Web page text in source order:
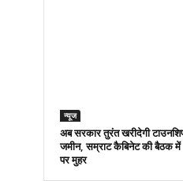
न्यूज
अब सरकार तुरंत खरीदेगी
जमीन, सम्राट कैबिनेट की बैठक में
पर मुहर